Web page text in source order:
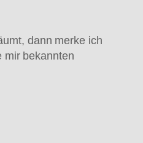
dann merke ich
mir bekannten